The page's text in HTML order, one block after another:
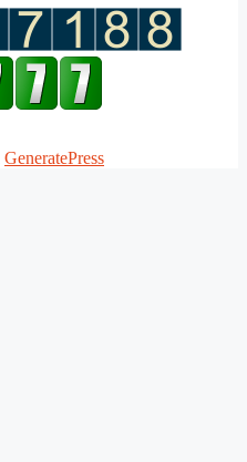
GeneratePress